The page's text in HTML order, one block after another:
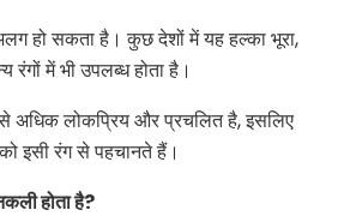
हो सकता है। कुछ देशों में यह हल्का भूरा,
में भी उपलब्ध होता है।
अधिक लोकप्रिय और प्रचलित है, इसलिए
इसी रंग से पहचानते हैं।
होता है?